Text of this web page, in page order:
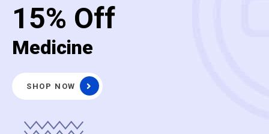
15% Off
Medicine
SHOP NOW